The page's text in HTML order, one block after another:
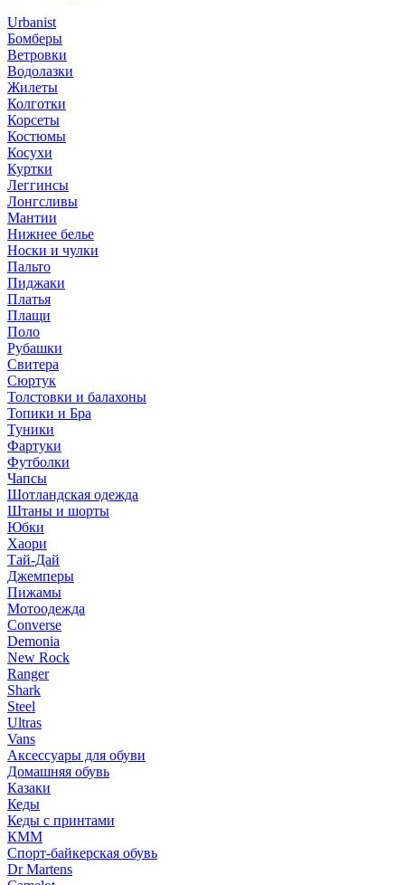
Urbanist
Бомберы
Ветровки
Водолазки
Жилеты
Колготки
Корсеты
Костюмы
Косухи
Куртки
Леггинсы
Лонгсливы
Мантии
Нижнее белье
Носки и чулки
Пальто
Пиджаки
Платья
Плащи
Поло
Рубашки
Свитера
Сюртук
Толстовки и балахоны
Топики и Бра
Туники
Фартуки
Футболки
Чапсы
Шотландская одежда
Штаны и шорты
Юбки
Хаори
Тай-Дай
Джемперы
Пижамы
Мотоодежда
Converse
Demonia
New Rock
Ranger
Shark
Steel
Ultras
Vans
Аксессуары для обуви
Домашняя обувь
Казаки
Кеды
Кеды с принтами
КММ
Спорт-байкерская обувь
Dr Martens